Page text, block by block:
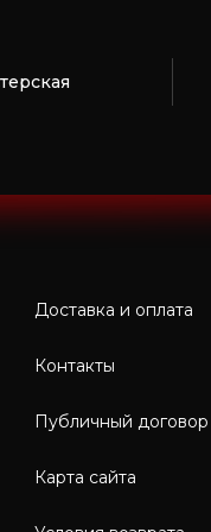
Доставка и оплата
Контакты
Публичный договор
Карта сайта